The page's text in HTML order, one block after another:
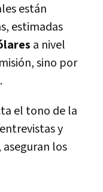
están
estimadas
a nivel
sino por
el tono de la
y
los